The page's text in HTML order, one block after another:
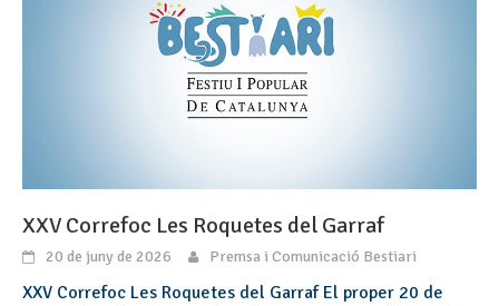
XXV Correfoc Les Roquetes del Garraf
20 de juny de 2026 Premsa i Comunicació Bestiari
XXV Correfoc Les Roquetes del Garraf El proper 20 de